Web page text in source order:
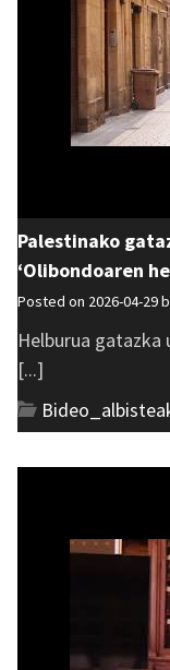
Palestinako
‘Olibondoaren
Posted on 2026-04-29
Helburua gatazka
[...]